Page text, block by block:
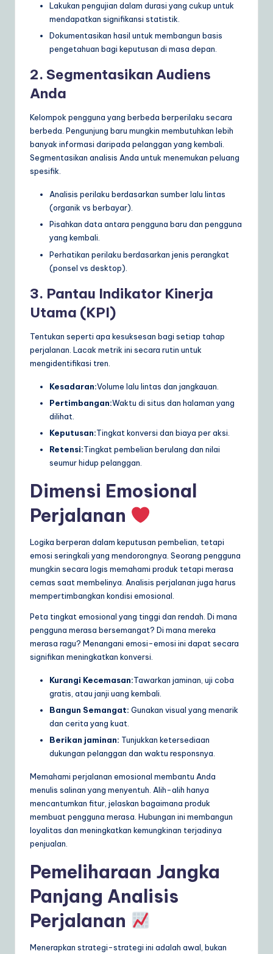
Lakukan pengujian dalam durasi yang cukup untuk
mendapatkan signifikansi statistik.
Dokumentasikan hasil untuk membangun basis
pengetahuan bagi keputusan di masa depan.
2. Segmentasikan Audiens
Anda
Kelompok pengguna yang berbeda berperilaku secara
berbeda. Pengunjung baru mungkin membutuhkan lebih
banyak informasi daripada pelanggan yang kembali.
Segmentasikan analisis Anda untuk menemukan peluang
spesifik.
Analisis perilaku berdasarkan sumber lalu lintas
(organik vs berbayar).
Pisahkan data antara pengguna baru dan pengguna
yang kembali.
Perhatikan perilaku berdasarkan jenis perangkat
(ponsel vs desktop).
3. Pantau Indikator Kinerja
Utama (KPI)
Tentukan seperti apa kesuksesan bagi setiap tahap
perjalanan. Lacak metrik ini secara rutin untuk
mengidentifikasi tren.
Kesadaran:Volume lalu lintas dan jangkauan.
Pertimbangan:Waktu di situs dan halaman yang
dilihat.
Keputusan:Tingkat konversi dan biaya per aksi.
Retensi:Tingkat pembelian berulang dan nilai
seumur hidup pelanggan.
Dimensi Emosional
Perjalanan
Logika berperan dalam keputusan pembelian, tetapi
emosi seringkali yang mendorongnya. Seorang pengguna
mungkin secara logis memahami produk tetapi merasa
cemas saat membelinya. Analisis perjalanan juga harus
mempertimbangkan kondisi emosional.
Peta tingkat emosional yang tinggi dan rendah. Di mana
pengguna merasa bersemangat? Di mana mereka
merasa ragu? Menangani emosi-emosi ini dapat secara
signifikan meningkatkan konversi.
Kurangi Kecemasan:Tawarkan jaminan, uji coba
gratis, atau janji uang kembali.
Bangun Semangat: Gunakan visual yang menarik
dan cerita yang kuat.
Berikan jaminan: Tunjukkan ketersediaan
dukungan pelanggan dan waktu responsnya.
Memahami perjalanan emosional membantu Anda
menulis salinan yang menyentuh. Alih-alih hanya
mencantumkan fitur, jelaskan bagaimana produk
membuat pengguna merasa. Hubungan ini membangun
loyalitas dan meningkatkan kemungkinan terjadinya
penjualan.
Pemeliharaan Jangka
Panjang Analisis
Perjalanan
Menerapkan strategi-strategi ini adalah awal, bukan